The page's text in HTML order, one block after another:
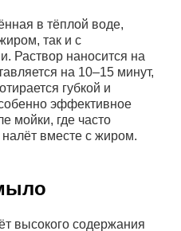
в тёплой воде,
так и с
Раствор наносится на
на 10–15 минут,
губкой и
эффективное
мойки, где часто
налёт вместе с жиром.
высокого содержания